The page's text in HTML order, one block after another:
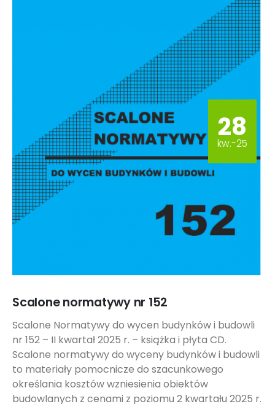
28
kw.-25
Scalone normatywy nr 152
Scalone Normatywy do wycen budynków i budowli
nr 152 – II kwartał 2025 r. – książka i płyta CD.
Scalone normatywy do wyceny budynków i budowli
to materiały pomocnicze do szacunkowego
określania kosztów wzniesienia obiektów
budowlanych z cenami z poziomu 2 kwartału 2025 r.